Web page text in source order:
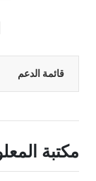
قائمة الدعم
مكتبة